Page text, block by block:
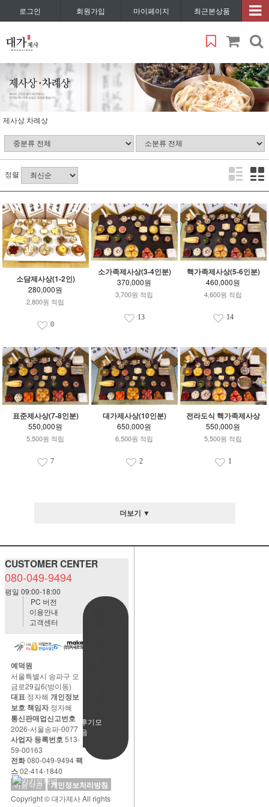
로그인 회원가입 마이페이지 최근본상품
제사상 차례상
정렬
소담제사상(1-2인)
280,000원
2,800원 적립
0
소가족제사상(3-4인분)
370,000원
3,700원 적립
13
핵가족제사상(5-6인분)
460,000원
4,600원 적립
14
표준제사상(7-8인분)
550,000원
5,500원 적립
7
대가제사상(10인분)
650,000원
6,500원 적립
2
전라도식 핵가족제사상
550,000원
5,500원 적립
1
더보기 ▼
CUSTOMER CENTER
080-049-9494
평일 09:00-18:00
사용후기모
음
PC 버전
이용안내
고객센터
예덕원
서울특별시 송파구 오
금로29길6(방이동)
대표 정자혜 개인정보
보호 책임자정자혜
통신판매업신고번호
2026-서울송파-0077
사업자 등록번호513-
59-00163
전화080-049-9494팩
스02-414-1840
이용약관
개인정보처리방침
Copyright © 대가제사 All rights